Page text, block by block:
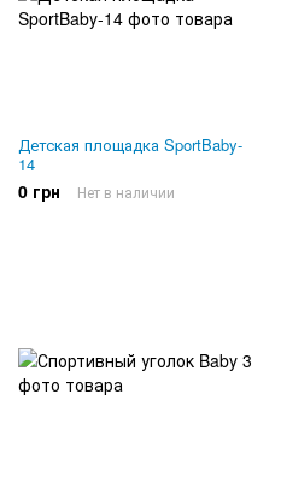
Детская площадка SportBaby-
14
0 грн Нет в наличии